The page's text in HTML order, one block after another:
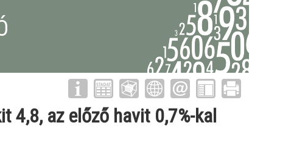
4,8, az előző havit 0,7%-kal